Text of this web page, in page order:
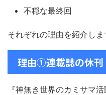
不穏な最終回
それぞれの理由を紹介しま
理由①連載誌の休刊
『神無き世界のカミサマ